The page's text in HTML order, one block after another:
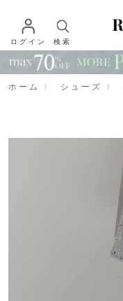
ログイン 検索
ホーム シューズ